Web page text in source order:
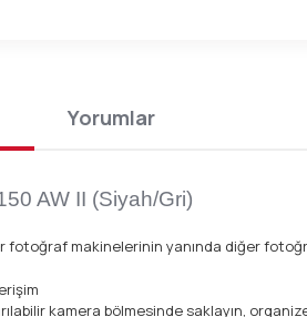
Yorumlar
AW II (Siyah/Gri)
fotoğraf makinelerinin yanında diğer
kamera bölmesinde saklayın,